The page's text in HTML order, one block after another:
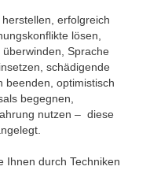
erfolgreich
lösen,
Sprache
schädigende
beenden, optimistisch
begegnen,
nutzen – diese
Ihnen durch Techniken